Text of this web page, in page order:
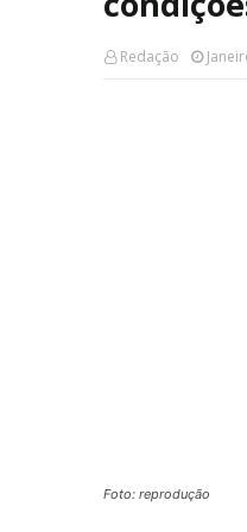
Redação
Foto: reprodução